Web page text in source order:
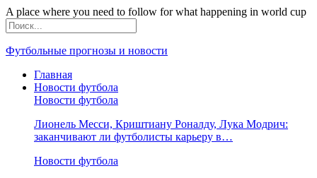
A place where you need to follow for what happening in world cup
Футбольные прогнозы и новости
Главная
Новости футбола
Новости футбола
Лионель Месси, Криштиану Роналду, Лука Модрич:
заканчивают ли футболисты карьеру в…
Новости футбола